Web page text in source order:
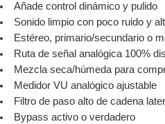
Añade control dinámico y pulido
Sonido limpio con poco ruido y
Estéreo, primario/secundario o
Ruta de señal analógica 100%
Mezcla seca/húmeda para
Medidor VU analógico ajustable
Filtro de paso alto de cadena
Bypass activo o verdadero